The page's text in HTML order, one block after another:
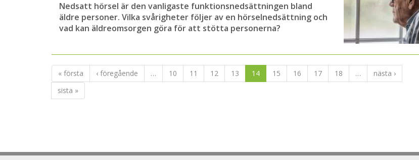
Nedsatt hörsel är den vanligaste funktionsnedsättningen bland
äldre personer. Vilka svårigheter följer av en hörselnedsättning och
vad kan äldreomsorgen göra för att stötta personerna?
« första ‹ föregående … 10 11 12 13 14 15 16 17 18 …
nästa ›
sista »